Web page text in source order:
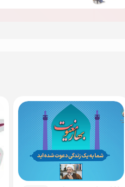
ویژگی های شخصیتی
تفاوت های جنسیتی